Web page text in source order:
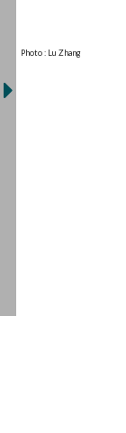
Photo : Lu Zhang